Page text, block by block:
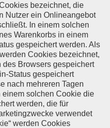
bezeichnet, die
Nutzer ein Onlineangebot
In einem solchen
Warenkorbs in einem
gespeichert werden. Als
werden Cookies bezeichnet,
Browsers gespeichert
Status gespeichert
nach mehreren Tagen
solchen Cookie die
werden, die für
verwendet
werden Cookies